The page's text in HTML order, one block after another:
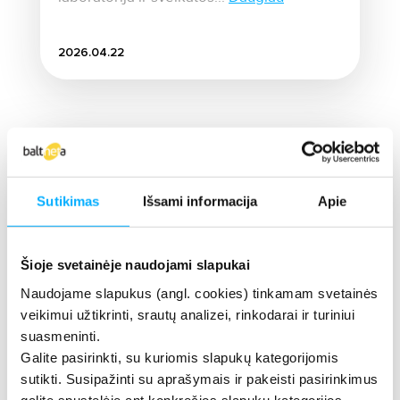
Sutikimas Išsami informacija Apie
Šioje svetainėje naudojami slapukai
Naudojame slapukus (angl. cookies) tinkamam svetainės
veikimui užtikrinti, srautų analizei, rinkodarai ir turiniui
suasmeninti.
Galite pasirinkti, su kuriomis slapukų kategorijomis
sutikti. Susipažinti su aprašymais ir pakeisti pasirinkimus
2026.04.22
Ekspertinė įžvalga